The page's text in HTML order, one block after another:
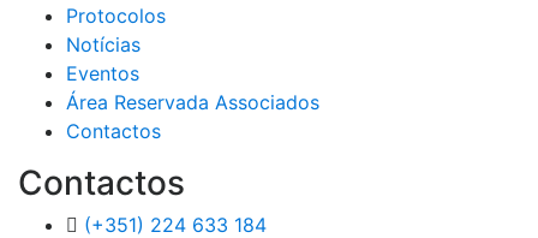
Protocolos
Notícias
Eventos
Área Reservada Associados
Contactos
Contactos
(+351) 224 633 184